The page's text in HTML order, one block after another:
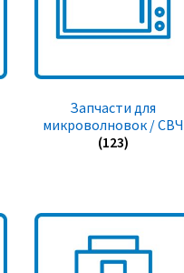
Запчасти для
микроволновок / СВЧ
(123)